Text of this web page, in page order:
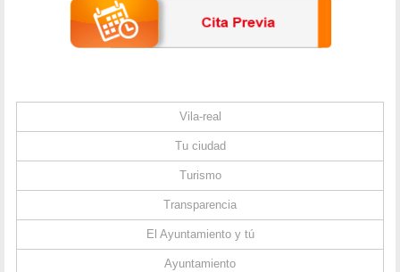
Vila-real
Tu ciudad
Turismo
Transparencia
El Ayuntamiento y tú
Ayuntamiento